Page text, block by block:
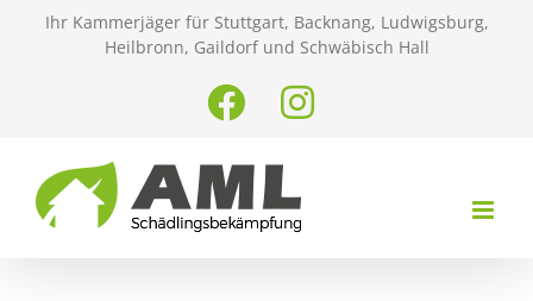
Ihr Kammerjäger für Stuttgart, Backnang, Ludwigsburg,
Heilbronn, Gaildorf und Schwäbisch Hall
FacebookInstagram